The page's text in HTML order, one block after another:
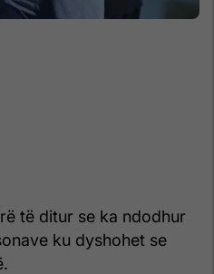
të ditur se ka ndodhur
ku dyshohet se